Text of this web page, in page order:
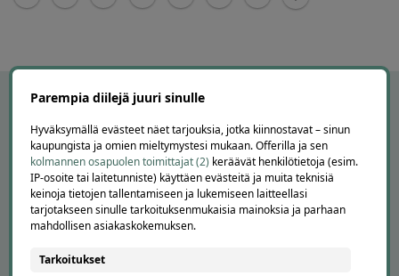
APUA JA NEUVOJA
Parempia diilejä juuri sinulle
Hyväksymällä evästeet näet tarjouksia, jotka kiinnostavat – sinun
kaupungista ja omien mieltymystesi mukaan. Offerilla ja sen
kolmannen osapuolen toimittajat (2) keräävät henkilötietoja (esim.
IP-osoite tai laitetunniste) käyttäen evästeitä ja muita teknisiä
keinoja tietojen tallentamiseen ja lukemiseen laitteellasi
tarjotakseen sinulle tarkoituksenmukaisia mainoksia ja parhaan
mahdollisen asiakaskokemuksen.
Tarkoitukset